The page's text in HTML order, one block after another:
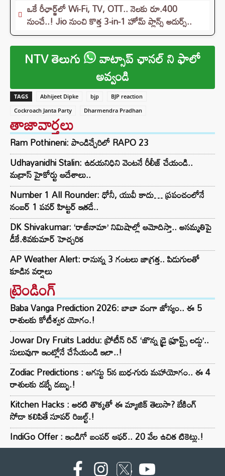
ఒకే రీఛార్జ్‌లో Wi-Fi, TV, OTT.. నెలకు రూ.400
నుంచే..! Jio నుంచి కొత్త 3-in-1 హోమ్ ప్లాన్స్ అదుర్స్..
NTV తెలుగు వాట్సాప్ ఛానల్ ని ఫాలో
అవ్వండి
TAGS Abhijeet Dipke bjp
BJP reaction
Cockroach Janta Party
Dharmendra Pradhan
తాజావార్తలు
Ram Pothineni: పాండిచ్చేరిలో RAPO 23
Udhayanidhi Stalin: ఉదయనిధిని వెంటనే రీలీజ్ చేయండి..
మద్రాస్ హైకోర్టు ఆదేశాలు..
Number 1 All Rounder: ధోనీ, యువీ కాదు… ప్రపంచంలోనే
నంబర్ 1 పవర్ హిట్టర్ ఇతడే..
DK Shivakumar: ‘రాజీనామా’ నిమిషాల్లో ఆమోదిస్తా.. అసమ్మతిపై
డీకే.శివకుమార్ హెచ్చరిక
AP Weather Alert: రానున్న 3 గంటలు జాగ్రత్త.. పిడుగులతో
కూడిన వర్షాలు
ట్రెండింగ్‌
Baba Vanga Prediction 2026: బాబా వంగా జోస్యం.. ఈ 5
రాశులకు కోటీశ్వర యోగం.!
Jowar Dry Fruits Laddu: ప్రోటీన్ రిచ్ ‘జొన్న డ్రై ఫ్రూప్ట్స్ లడ్డు’..
సులువుగా ఇంట్లోనే చేసేయండి ఇలా..!
Zodiac Predictions : ఆగస్టు 5న బుధ-గురు మహాయోగం.. ఈ 4
రాశులకు డబ్బే డబ్బు.!
Kitchen Hacks : అరటి తొక్కతో ఈ మ్యాజిక్ తెలుసా? బేకింగ్
సోడా కలిపితే సూపర్ రిజల్ట్.!
IndiGo Offer : ఇండిగో బంపర్ ఆఫర్.. 20 వేల ఉచిత టికెట్లు.!